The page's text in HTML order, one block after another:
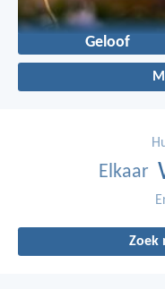
Geloof
Elkaar
Zoek